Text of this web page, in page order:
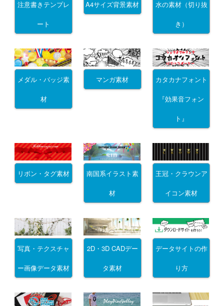
注意書きテンプレ
ート
A4サイズ背景素材 水の素材（切り抜
き）
メダル・バッジ素
材
マンガ素材 カタカナフォント
『効果音フォン
ト』
リボン・タグ素材 南国系イラスト素
材
王冠・クラウンア
イコン素材
写真・テクスチャ
ー画像データ素材
2D・3D CADデー
タ素材
データサイトの作
り方